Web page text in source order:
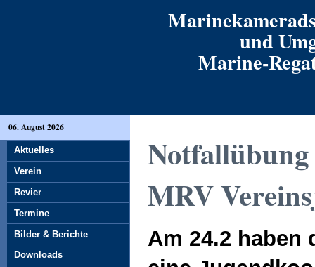
und
Marine-
MRV
Am 24.2 haben
06. August 2026
Aktuelles
Verein
Revier
Termine
Bilder & Berichte
Downloads